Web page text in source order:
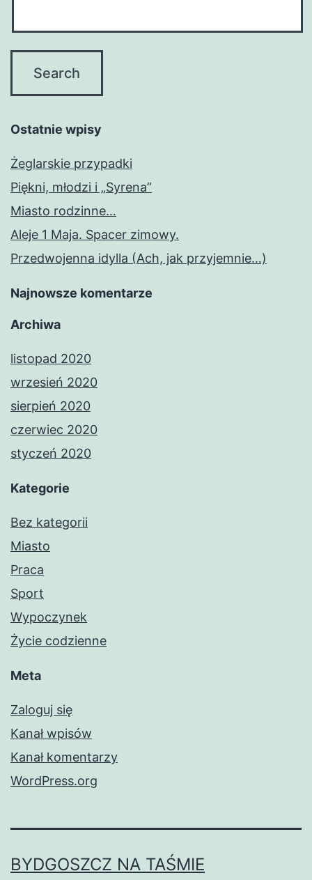
Ostatnie wpisy
Żeglarskie przypadki
Piękni, młodzi i „Syrena”
Miasto rodzinne…
Aleje 1 Maja. Spacer zimowy.
Przedwojenna idylla (Ach, jak przyjemnie…)
Najnowsze komentarze
Archiwa
listopad 2020
wrzesień 2020
sierpień 2020
czerwiec 2020
styczeń 2020
Kategorie
Bez kategorii
Miasto
Praca
Sport
Wypoczynek
Życie codzienne
Meta
Zaloguj się
Kanał wpisów
Kanał komentarzy
WordPress.org
BYDGOSZCZ NA TAŚMIE